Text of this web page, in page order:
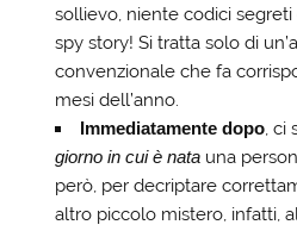
sollievo, niente codici
spy story! Si tratta solo di
convenzionale che fa
mesi dell’anno.
Immediatamente dopo, ci
giorno in cui è nata una
però, per decriptare
altro piccolo mistero, infatti,